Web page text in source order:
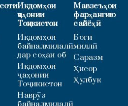
Иқдомҳои
ҷаҳонии
Тоҷикистон
Иқдомҳои
байналмилалӣ
дар соҳаи об
Иқдомҳои
ҷаҳонии
Тоҷикистон
Наврӯз
байналмилалӣ
Мавзеъҳои
фарҳангию
сайёҳӣ
Боғи
миллӣ
Саразм
Ҳисор
Ҳулбук